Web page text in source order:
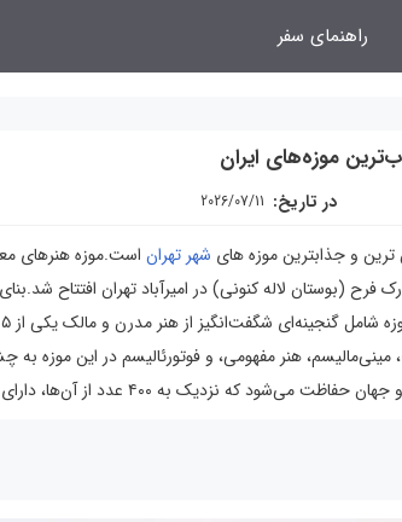
راهنمای سفر
موزه‌های ایران
در تاریخ: 2026/07/11
و جذابترین موزه‌ های شهر تهران است.موزه هنرهای
(بوستان لاله کنونی) در امیرآباد تهران افتتاح
عدد از آن‌ها، دارای ارزش استثنایی غیر قابل قیمت‌گذاری هستند.